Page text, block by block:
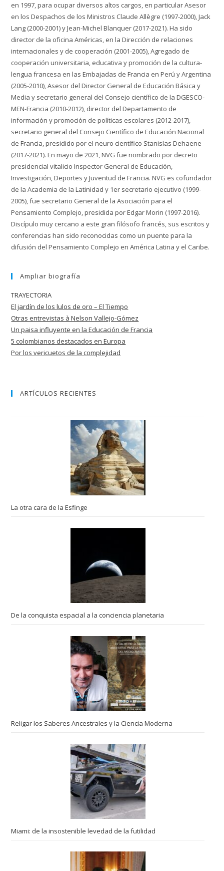
en 1997, para ocupar diversos altos cargos, en particular Asesor
en los Despachos de los Ministros Claude Allègre (1997-2000), Jack
Lang (2000-2001) y Jean-Michel Blanquer (2017-2021). Ha sido
director de la oficina Américas, en la Dirección de relaciones
internacionales y de cooperación (2001-2005), Agregado de
cooperación universitaria, educativa y promoción de la cultura-
lengua francesa en las Embajadas de Francia en Perú y Argentina
(2005-2010), Asesor del Director General de Educación Básica y
Media y secretario general del Consejo científico de la DGESCO-
MEN-Francia (2010-2012), director del Departamento de
información y promoción de políticas escolares (2012-2017),
secretario general del Consejo Científico de Educación Nacional
de Francia, presidido por el neuro científico Stanislas Dehaene
(2017-2021). En mayo de 2021, NVG fue nombrado por decreto
presidencial vitalicio Inspector General de Educación,
Investigación, Deportes y Juventud de Francia. NVG es cofundador
de la Academia de la Latinidad y 1er secretario ejecutivo (1999-
2005), fue secretario General de la Asociación para el
Pensamiento Complejo, presidida por Edgar Morin (1997-2016).
Discípulo muy cercano a este gran filósofo francés, sus escritos y
conferencias han sido reconocidas como un puente para la
difusión del Pensamiento Complejo en América Latina y el Caribe.
Ampliar biografía
TRAYECTORIA
El jardín de los lulos de oro – El Tiempo
Otras entrevistas à Nelson Vallejo-Gómez
Un paisa influyente en la Educación de Francia
5 colombianos destacados en Europa
Por los vericuetos de la complejidad
ARTÍCULOS RECIENTES
La otra cara de la Esfinge
De la conquista espacial a la conciencia planetaria
Religar los Saberes Ancestrales y la Ciencia Moderna
Miami: de la insostenible levedad de la futilidad